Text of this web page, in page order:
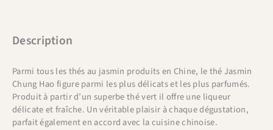
Description
Parmi tous les thés au jasmin produits en Chine, le thé Jasmin
Chung Hao figure parmi les plus délicats et les plus parfumés.
Produit à partir d’un superbe thé vert il offre une liqueur
délicate et fraîche. Un véritable plaisir à chaque dégustation,
parfait également en accord avec la cuisine chinoise.